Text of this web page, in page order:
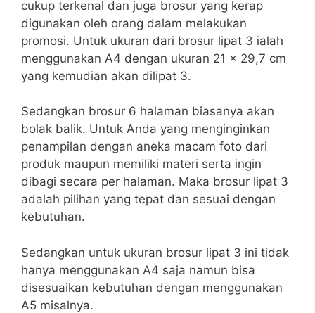
cukup terkenal dan juga brosur yang kerap
digunakan oleh orang dalam melakukan
promosi. Untuk ukuran dari brosur lipat 3 ialah
menggunakan A4 dengan ukuran 21 x 29,7 cm
yang kemudian akan dilipat 3.
Sedangkan brosur 6 halaman biasanya akan
bolak balik. Untuk Anda yang menginginkan
penampilan dengan aneka macam foto dari
produk maupun memiliki materi serta ingin
dibagi secara per halaman. Maka brosur lipat 3
adalah pilihan yang tepat dan sesuai dengan
kebutuhan.
Sedangkan untuk ukuran brosur lipat 3 ini tidak
hanya menggunakan A4 saja namun bisa
disesuaikan kebutuhan dengan menggunakan
A5 misalnya.